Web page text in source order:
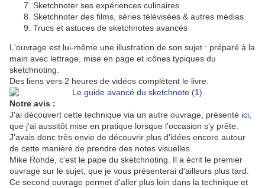
Sketchnoter ses expériences culinaires
Sketchnoter des films, séries télévisées & autres médias
Trucs et astuces de sketchnotes avancés
L'ouvrage est lui-même une illustration de son sujet : préparé à la
main avec lettrage, mise en page et icônes typiques du
sketchnoting.
Des liens vers 2 heures de vidéos complètent le livre.
Notre avis :
J'ai découvert cette technique via un autre ouvrage, présenté ici
que j'ai aussitôt mise en pratique lorsque l'occasion s'y prête.
J'avais donc très envie de découvrir plus d'idées encore autour
de cette manière de prendre des notes visuelles.
Mike Rohde, c'est le pape du sketchnoting. Il a écrit le premier
ouvrage sur le sujet, que je vous présenterai d'ailleurs plus tard.
Ce second ouvrage permet d'aller plus loin dans la technique et